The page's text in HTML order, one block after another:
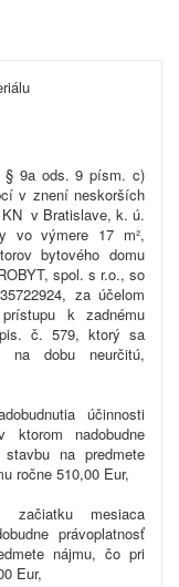
§ 9a ods. 9 písm. c)
v znení neskorších
KN v Bratislave, k. ú.
vo výmere 17 m²,
bytového domu
spol. s r.o., so
za účelom
k zadnému
č. 579, ktorý sa
dobu neurčitú,
účinnosti
nadobudne
stavbu na predmete
ročne 510,00 Eur,
mesiaca
právoplatnosť
nájmu, čo pri
Eur,